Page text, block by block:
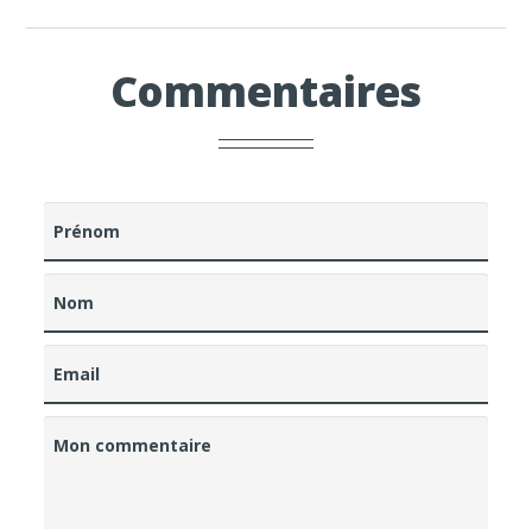
Commentaires
Prénom
Nom
Email
Mon commentaire